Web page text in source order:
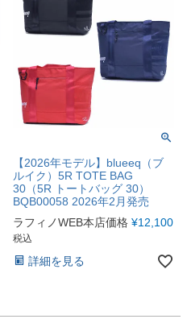
【2026年モデル】blueeq（ブ
ルイク）5R TOTE BAG
30（5R トートバッグ 30）
BQB00058 2026年2月発売
ラフィノWEB本店価格 ¥12,100
税込
詳細を見る